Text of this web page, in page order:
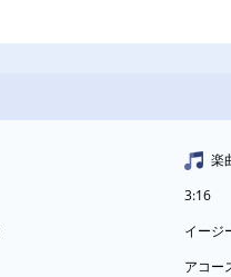
楽
3:16
イージ
アコー